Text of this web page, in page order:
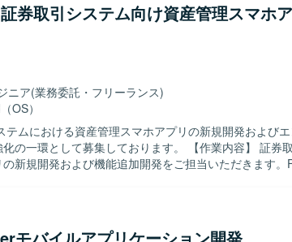
券取引システム向け資産管理スマホ
ニア(業務委託・フリーランス)
OS）
テムにおける資産管理スマホアプリの新規開発および
募集しております。 【作業内容】 証券取引システム
新規開発および機能追加開発をご担当いただきます
や仕様調整、実装、レビューを行っていただきます。ス
し、定期的なリリースサイクルの中で設計から実装、テ